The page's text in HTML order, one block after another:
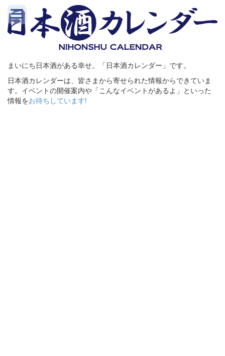
まいにち日本酒がある幸せ。「日本酒カレンダー」です。
日本酒カレンダーは、皆さまから寄せられた情報からできていま
す。イベントの開催案内や「こんなイベントがあるよ」といった
情報をお待ちしています!